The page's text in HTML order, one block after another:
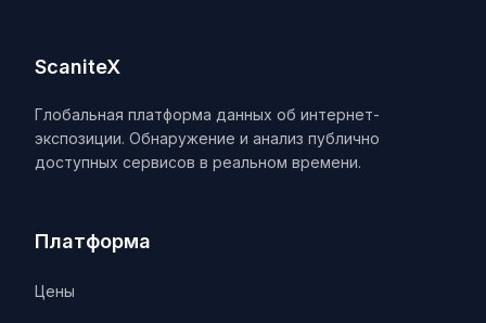
ScaniteX
Глобальная платформа данных об интернет-
экспозиции. Обнаружение и анализ публично
доступных сервисов в реальном времени.
Платформа
Цены